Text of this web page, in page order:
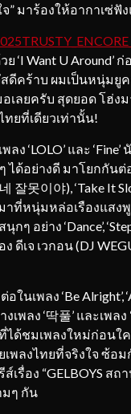
จ” มาร้องให้อากาเซ่
วย ‘I Want U
ดีคร้าบ ผมเป็นหนุ่ม
เลยครับ สุดยอด โฮ่ง
ทยที่เดียวเท่านั้น!
ง ‘LOLO’ และ
ด้อย่างดี มาโยกกันต่อ
네 잘못이야), ‘Take It
าที่หนุ่มหล่อเรืองแสง
ๆ อย่าง ‘Dance’,
ดีเจ เวกอน (DJ
นเพลง ‘Be Alright’,
พลง ‘딱풀’ และเพล
ชมเพลงใหม่ก่อนใคร!
พลงไทยที่จริงใจ ซ้อม
ส์เรื่อง “GELBOYS
มๆ กัน